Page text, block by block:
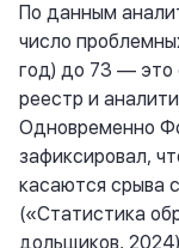
По данным
число
год) до 73 — это
реестр и
Одновременно
зафиксировал,
касаются срыва
(«Статистика
дольщиков,